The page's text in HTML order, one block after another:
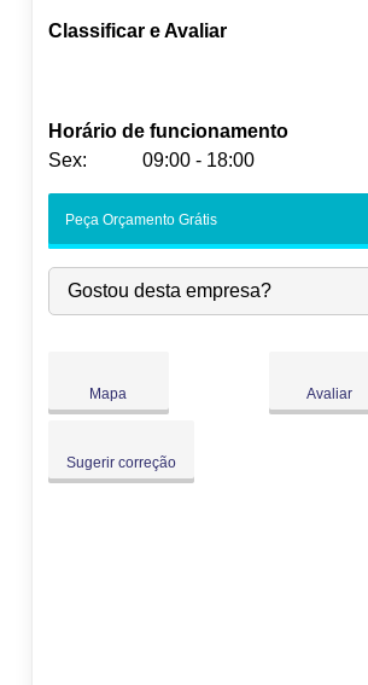
Classificar e Avaliar
Horário de funcionamento
Sex:
09:00 - 18:00
-
Qua:
09:00-18:00
Qui:
09:00-18:00
Peça Orçamento Grátis
Gostou desta empresa?
Mapa Avaliar
Sugerir correção